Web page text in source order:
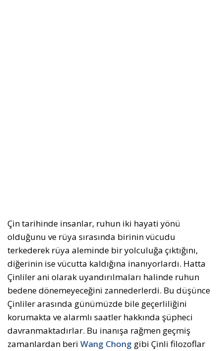
Çin tarihinde insanlar, ruhun iki hayati yönü
olduğunu ve rüya sırasında birinin vücudu
terkederek rüya aleminde bir yolculuğa çıktığını,
diğerinin ise vücutta kaldığına inanıyorlardı. Hatta
Çinliler ani olarak uyandırılmaları halinde ruhun
bedene dönemeyeceğini zannederlerdi. Bu düşünce
Çinliler arasında günümüzde bile geçerliliğini
korumakta ve alarmlı saatler hakkında şüpheci
davranmaktadırlar. Bu inanışa rağmen geçmiş
zamanlardan beri Wang Chong gibi Çinli filozoflar